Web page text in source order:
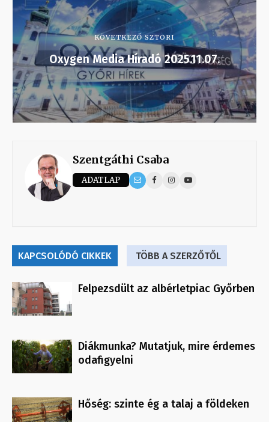
KÖVETKEZŐ SZTORI
Oxygen Media Híradó 2025.11.07.
Szentgáthi Csaba
ADATLAP
KAPCSOLÓDÓ CIKKEK TÖBB A SZERZŐTŐL
Felpezsdült az albérletpiac Győrben
Diákmunka? Mutatjuk, mire érdemes
odafigyelni
Hőség: szinte ég a talaj a földeken